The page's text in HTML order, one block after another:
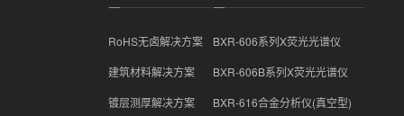
RoHS无卤解决方案
建筑材料解决方案
镀层测厚解决方案
BXR-606系列X荧光光谱仪
BXR-606B系列X荧光光谱仪
BXR-616合金分析仪(真空型)